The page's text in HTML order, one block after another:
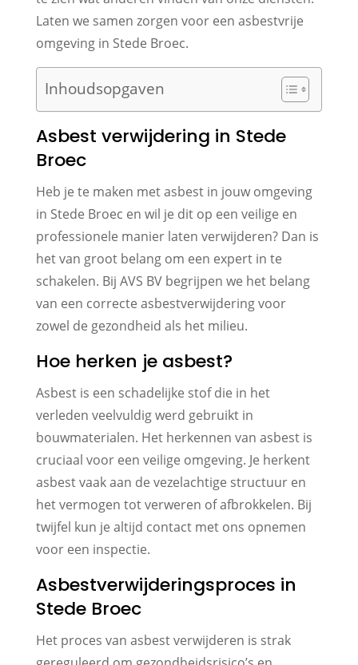
Laten we samen zorgen voor een asbestvrije
omgeving in Stede Broec.
Inhoudsopgaven
Asbest verwijdering in Stede
Broec
Heb je te maken met asbest in jouw omgeving
in Stede Broec en wil je dit op een veilige en
professionele manier laten verwijderen? Dan is
het van groot belang om een expert in te
schakelen. Bij AVS BV begrijpen we het belang
van een correcte asbestverwijdering voor
zowel de gezondheid als het milieu.
Hoe herken je asbest?
Asbest is een schadelijke stof die in het
verleden veelvuldig werd gebruikt in
bouwmaterialen. Het herkennen van asbest is
cruciaal voor een veilige omgeving. Je herkent
asbest vaak aan de vezelachtige structuur en
het vermogen tot verweren of afbrokkelen. Bij
twijfel kun je altijd contact met ons opnemen
voor een inspectie.
Asbestverwijderingsproces in
Stede Broec
Het proces van asbest verwijderen is strak